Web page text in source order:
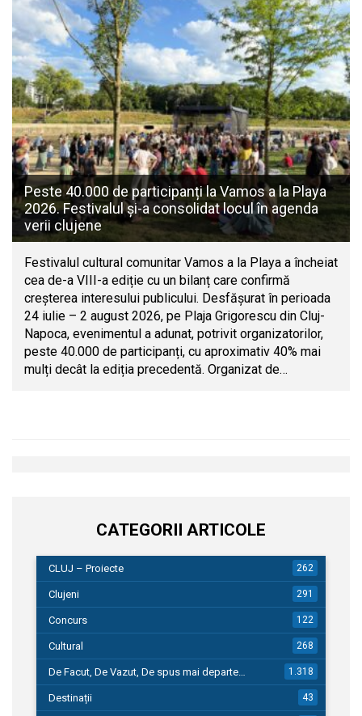
Peste 40.000 de participanți la Vamos a la Playa
2026. Festivalul și-a consolidat locul în agenda
verii clujene
Festivalul cultural comunitar Vamos a la Playa a încheiat
cea de-a VIII-a ediție cu un bilanț care confirmă
creșterea interesului publicului. Desfășurat în perioada
24 iulie – 2 august 2026, pe Plaja Grigorescu din Cluj-
Napoca, evenimentul a adunat, potrivit organizatorilor,
peste 40.000 de participanți, cu aproximativ 40% mai
mulți decât la ediția precedentă. Organizat de…
CATEGORII ARTICOLE
CLUJ – Proiecte 262
Clujeni 291
Concurs 122
Cultural 268
De Facut, De Vazut, De spus mai departe… 1.318
Destinații 43